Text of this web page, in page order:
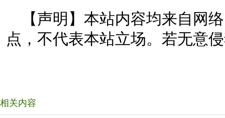
【声明】本站内容均来自网
点，不代表本站立场。若无意
相关内容